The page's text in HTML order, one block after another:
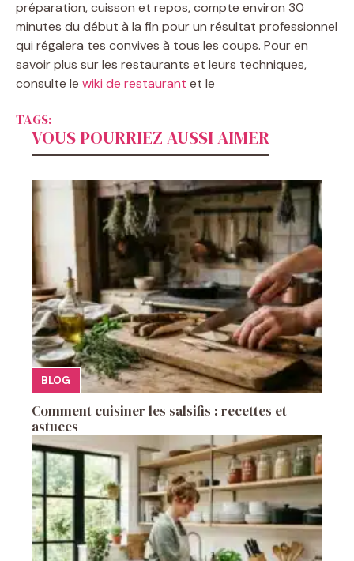
préparation, cuisson et repos, compte environ 30
minutes du début à la fin pour un résultat professionnel
qui régalera tes convives à tous les coups. Pour en
savoir plus sur les restaurants et leurs techniques,
consulte le wiki de restaurant et le
TAGS:
VOUS POURRIEZ AUSSI AIMER
BLOG
Comment cuisiner les salsifis : recettes et
astuces